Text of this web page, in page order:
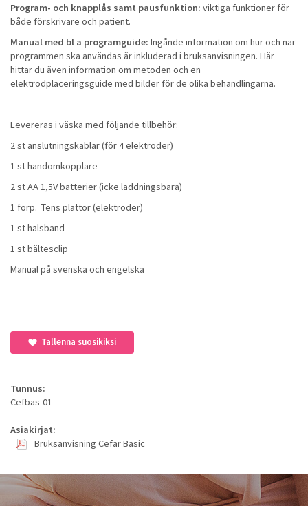
Program- och knapplås samt pausfunktion: viktiga funktioner för
både förskrivare och patient.
Manual med bl a programguide: Ingånde information om hur och när
programmen ska användas är inkluderad i bruksanvisningen. Här
hittar du även information om metoden och en
elektrodplaceringsguide med bilder för de olika behandlingarna.
Levereras i väska med följande tillbehör:
2 st anslutningskablar (för 4 elektroder)
1 st handomkopplare
2 st AA 1,5V batterier (icke laddningsbara)
1 förp. Tens plattor (elektroder)
1 st halsband
1 st bältesclip
Manual på svenska och engelska
Tallenna suosikiksi
Tunnus:
Cefbas-01
Asiakirjat:
Bruksanvisning Cefar Basic